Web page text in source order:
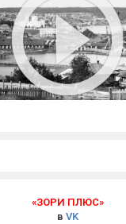
«ЗОРИ ПЛЮС»
в VK